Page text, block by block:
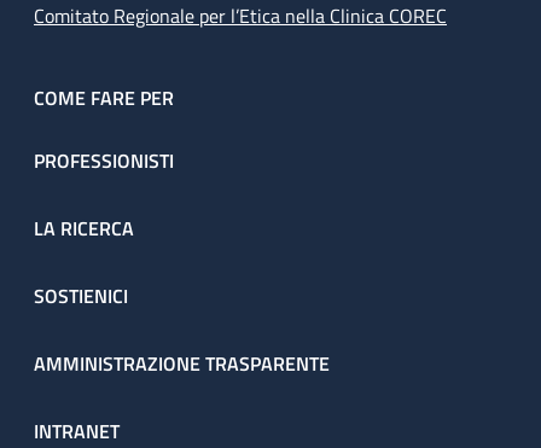
Comitato Regionale per l’Etica nella Clinica COREC
COME FARE PER
PROFESSIONISTI
LA RICERCA
SOSTIENICI
AMMINISTRAZIONE TRASPARENTE
INTRANET